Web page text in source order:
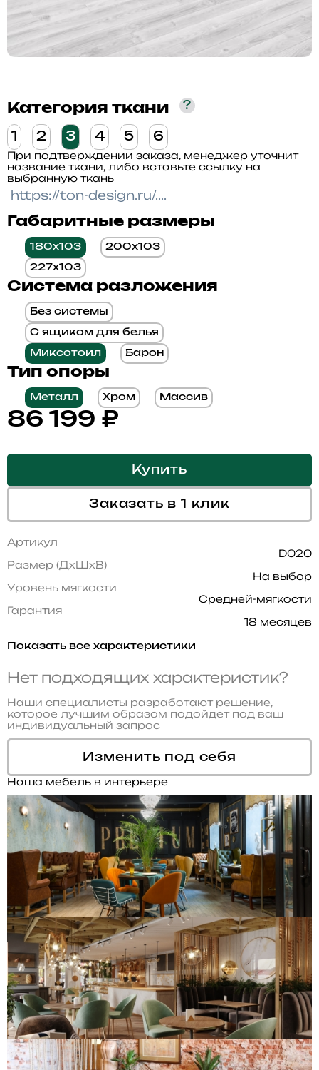
Категория ткани ?
1 2 3 4 5 6
При подтверждении заказа, менеджер уточнит
название ткани, либо вставьте ссылку на
выбранную ткань
Габаритные размеры
180x103 200x103
227x103
Система разложения
Без системы
С ящиком для белья
Миксотоил Барон
Тип опоры
Металл Хром Массив
86 199 ₽
Купить
Заказать в 1 клик
Артикул
D020
Размер (ДхШхВ)
На выбор
Уровень мягкости
Средней-мягкости
Гарантия
18 месяцев
Показать все характеристики
Нет подходящих характеристик?
Наши специалисты разработают решение,
которое лучшим образом подойдет под ваш
индивидуальный запрос
Изменить под себя
Наша мебель в интерьере